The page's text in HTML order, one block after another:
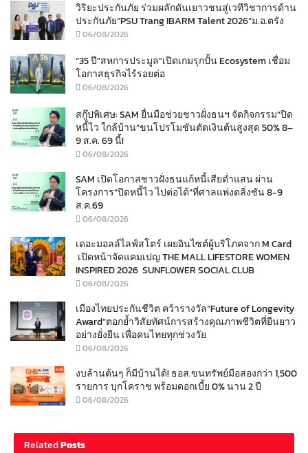
วิริยะประกันภัย ร่วมผลักดันเยาวชนสู่เวทีวิชาการด้าน
ประกันภัย“PSU Trang IBARM Talent 2026”ม.อ.ตรัง
06/08/2026
“35 ปี“สหการประมูล”เปิดเกมรุกปั้น Ecosystem เชื่อม
โอกาสธุรกิจไร้รอยต่อ
06/08/2026
สกู๊ปพิเศษ: SAM ยื่นมือช่วยชาวฝั่งธนฯ จัดกิจกรรม“ปิด
หนี้ไว ใกล้บ้าน”ขนโปรโมชันตัดเงินต้นสูงสุด 50% 8–
9 ส.ค. 69 นี้!
06/08/2026
SAM เปิดโอกาสชาวฝั่งธนแก้หนี้เสียต่ำแสน ผ่าน
โครงการ“ปิดหนี้ไว ไปต่อได้”ที่ศาลแพ่งตลิ่งชัน 8-9
ส.ค.69
06/08/2026
เดอะมอลล์ไลฟ์สโตร์ เผยอินไซต์ผู้บริโภคจาก M Card
เปิดหน้าจัดแคมเปญ THE MALL LIFESTORE WOMEN
INSPIRED 2026 SUNFLOWER SOCIAL CLUB
06/08/2026
เมืองไทยประกันชีวิต คว้ารางวัล“Future of Longevity
Award”ตอกย้ำวิสัยทัศน์การสร้างคุณภาพชีวิตที่ยืนยาว
อย่างยั่งยืน เพื่อคนไทยทุกช่วงวัย
06/08/2026
งบล้านต้นๆ ก็มีบ้านได้! ธอส.ขนทรัพย์มือสองกว่า 1,500
รายการ บุกโคราช พร้อมดอกเบี้ย 0% นาน 2 ปี
06/08/2026
RelatedPosts